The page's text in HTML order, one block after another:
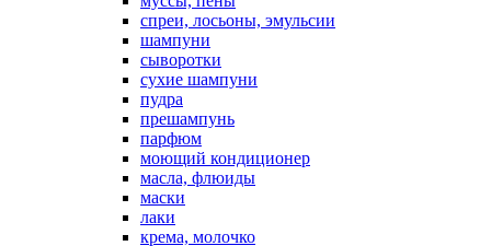
спреи, лосьоны, эмульсии
шампуни
сыворотки
сухие шампуни
пудра
прешампунь
парфюм
моющий кондиционер
масла, флюиды
маски
лаки
крема, молочко